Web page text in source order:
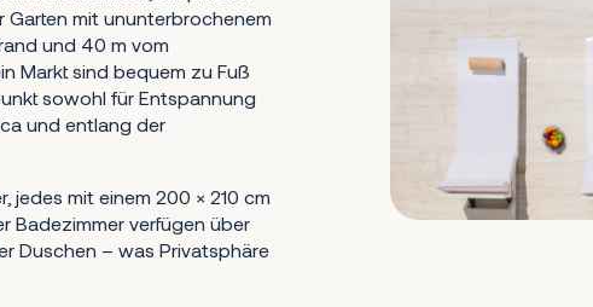
mit ununterbrochenem
und 40 m vom
Markt sind bequem zu Fuß
sowohl für Entspannung
und entlang der
jedes mit einem 200 × 210 cm
Badezimmer verfügen über
Duschen – was Privatsphäre